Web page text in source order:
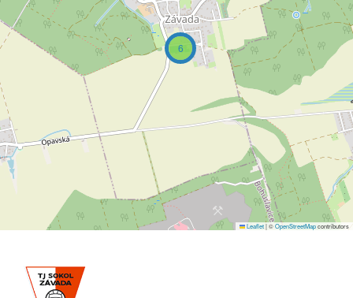
6
Leaflet|©OpenStreetMapcontributors